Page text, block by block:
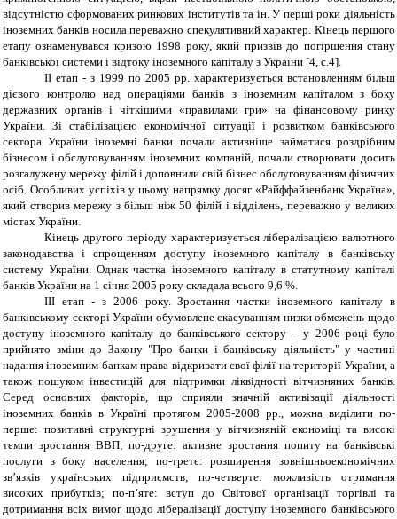
відсутністю сформованих ринкових інститутів та ін. У перші роки діяльність
іноземних банків носила переважно спекулятивний характер. Кінець першого
етапу ознаменувався кризою 1998 року, який призвів до погіршення стану
банківської системи і відтоку іноземного капіталу з України [4, c.4].
II етап - з 1999 по 2005 рр. характеризується встановленням більш
дієвого контролю над операціями банків з іноземним капіталом з боку
державних органів і чіткішими «правилами гри» на фінансовому ринку
України. Зі стабілізацією економічної ситуації і розвитком банківського
сектора України іноземні банки почали активніше займатися роздрібним
бізнесом і обслуговуванням іноземних компаній, почали створювати досить
розгалужену мережу філій і доповнили свій бізнес обслуговуванням фізичних
осіб. Особливих успіхів у цьому напрямку досяг «Райффайзенбанк Україна»,
який створив мережу з більш ніж 50 філій і відділень, переважно у великих
містах України.
Кінець другого періоду характеризується лібералізацією валютного
законодавства і спрощенням доступу іноземного капіталу в банківську
систему України. Однак частка іноземного капіталу в статутному капіталі
банків України на 1 січня 2005 року складала всього 9,6 %.
III етап - з 2006 року. Зростання частки іноземного капіталу в
банківському секторі України обумовлене скасуванням низки обмежень щодо
доступу іноземного капіталу до банківського сектору – у 2006 році було
прийнято зміни до Закону "Про банки і банківську діяльність" у частині
надання іноземним банкам права відкривати свої філії на території України, а
також пошуком інвестицій для підтримки ліквідності вітчизняних банків.
Серед основних факторів, що сприяли значній активізації діяльності
іноземних банків в Україні протягом 2005-2008 рр., можна виділити по-
перше: позитивні структурні зрушення у вітчизняній економіці та високі
темпи зростання ВВП; по-друге: активне зростання попиту на банківські
послуги з боку населення; по-третє: розширення зовнішньоекономічних
зв’язків українських підприємств; по-четверте: можливість отримання
високих прибутків; по-п’яте: вступ до Світової організації торгівлі та
дотримання всіх вимог щодо лібералізації доступу іноземного банківського